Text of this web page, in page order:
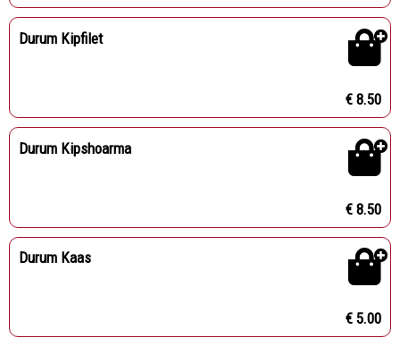
Durum Kipfilet
€ 8.50
Durum Kipshoarma
€ 8.50
Durum Kaas
€ 5.00